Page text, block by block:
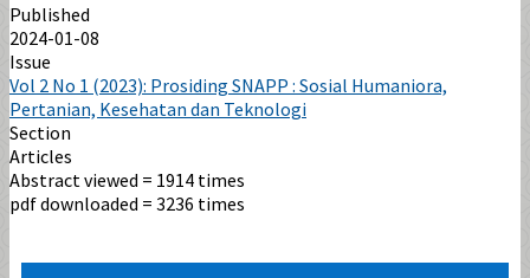
Published
2024-01-08
Issue
Vol 2 No 1 (2023): Prosiding SNAPP : Sosial Humaniora,
Pertanian, Kesehatan dan Teknologi
Section
Articles
Abstract viewed = 1914 times
pdf downloaded = 3236 times